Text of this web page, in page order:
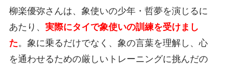
柳楽優弥さんは、象使いの少年・哲夢を演じるに
あたり、 実際にタイで象使いの訓練を受けまし
た。象に乗るだけでなく、象の言葉を理解し、心
を通わせるための厳しいトレーニングに挑んだの